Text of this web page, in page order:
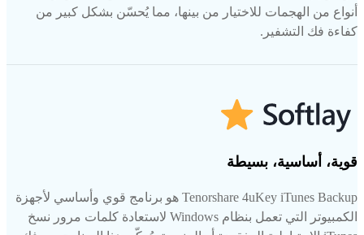
أنواع من الهجمات للاختيار من بينها، مما يُحسّن بشكل كبير من
كفاءة فك التشفير.
قوية، أساسية، بسيطة
Tenorshare 4uKey iTunes Backup هو برنامج قوي وأساسي لأجهزة
الكمبيوتر التي تعمل بنظام Windows لاستعادة كلمات مرور نسخ